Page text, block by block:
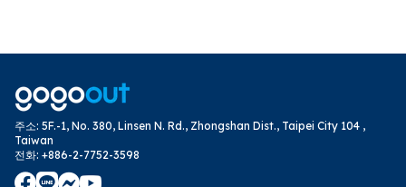
주소: 5F.-1, No. 380, Linsen N. Rd., Zhongshan Dist., Taipei City 104 ,
Taiwan
전화: +886-2-7752-3598